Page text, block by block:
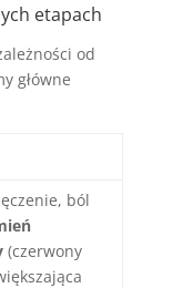
etapach
od
główne
ból
(czerwony